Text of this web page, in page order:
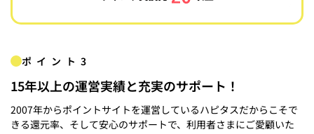
ポイント3
15年以上の運営実績と充実のサポート！
2007年からポイントサイトを運営しているハピタスだからこそで
きる還元率、そして安心のサポートで、利用者さまにご愛顧いた